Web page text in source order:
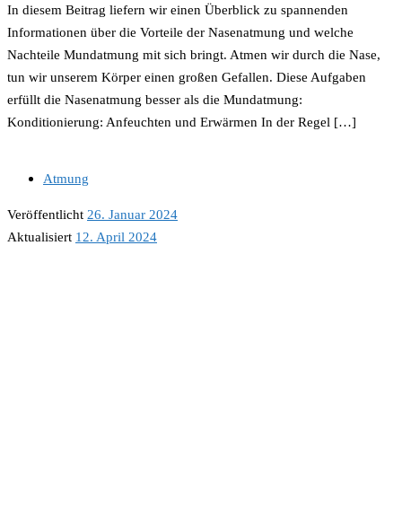
In diesem Beitrag liefern wir einen Überblick zu spannenden
Informationen über die Vorteile der Nasenatmung und welche
Nachteile Mundatmung mit sich bringt. Atmen wir durch die Nase,
tun wir unserem Körper einen großen Gefallen. Diese Aufgaben
erfüllt die Nasenatmung besser als die Mundatmung:
Konditionierung: Anfeuchten und Erwärmen In der Regel […]
Atmung
Veröffentlicht 26. Januar 2024
Aktualisiert 12. April 2024